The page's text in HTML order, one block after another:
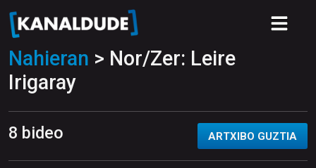
Nahieran > Nor/Zer: Leire
Irigaray
8 bideo ARTXIBO GUZTIA